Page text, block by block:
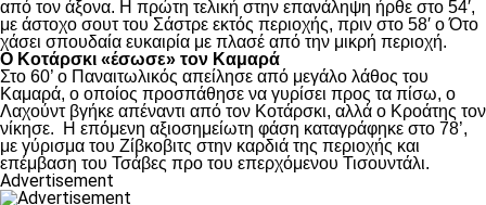
από τον άξονα. Η πρώτη τελική στην επανάληψη ήρθε στο 54′,
με άστοχο σουτ του Σάστρε εκτός περιοχής, πριν στο 58′ ο Ότο
χάσει σπουδαία ευκαιρία με πλασέ από την μικρή περιοχή.
Ο Κοτάρσκι «έσωσε» τον Καμαρά
Στο 60’ ο Παναιτωλικός απείλησε από μεγάλο λάθος του
Καμαρά, ο οποίος προσπάθησε να γυρίσει προς τα πίσω, ο
Λαχούντ βγήκε απέναντι από τον Κοτάρσκι, αλλά ο Κροάτης τον
νίκησε. Η επόμενη αξιοσημείωτη φάση καταγράφηκε στο 78’,
με γύρισμα του Ζίβκοβιτς στην καρδιά της περιοχής και
επέμβαση του Τσάβες προ του επερχόμενου Τισουντάλι.
Advertisement